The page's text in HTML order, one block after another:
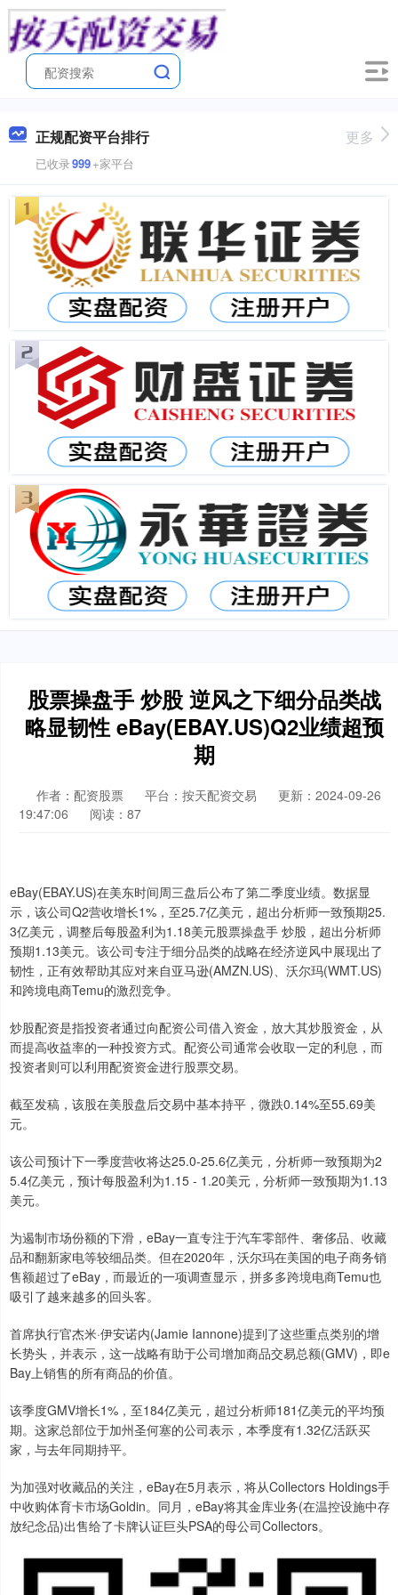
正规配资平台排行
已收录999+家平台
更多
股票操盘手 炒股 逆风之下细分品类战
略显韧性 eBay(EBAY.US)Q2业绩超预
期
作者：配资股票 平台：按天配资交易
更新：2024-09-26
19:47:06
阅读：87
eBay(EBAY.US)在美东时间周三盘后公布了第二季度业绩。数据显
示，该公司Q2营收增长1%，至25.7亿美元，超出分析师一致预期25.
3亿美元，调整后每股盈利为1.18美元股票操盘手 炒股，超出分析师
预期1.13美元。该公司专注于细分品类的战略在经济逆风中展现出了
韧性，正有效帮助其应对来自亚马逊(AMZN.US)、沃尔玛(WMT.US)
和跨境电商Temu的激烈竞争。
炒股配资是指投资者通过向配资公司借入资金，放大其炒股资金，从
而提高收益率的一种投资方式。配资公司通常会收取一定的利息，而
投资者则可以利用配资资金进行股票交易。
截至发稿，该股在美股盘后交易中基本持平，微跌0.14%至55.69美
元。
该公司预计下一季度营收将达25.0-25.6亿美元，分析师一致预期为2
5.4亿美元，预计每股盈利为1.15 - 1.20美元，分析师一致预期为1.13
美元。
为遏制市场份额的下滑，eBay一直专注于汽车零部件、奢侈品、收藏
品和翻新家电等较细品类。但在2020年，沃尔玛在美国的电子商务销
售额超过了eBay，而最近的一项调查显示，拼多多跨境电商Temu也
吸引了越来越多的回头客。
首席执行官杰米·伊安诺内(Jamie Iannone)提到了这些重点类别的增
长势头，并表示，这一战略有助于公司增加商品交易总额(GMV)，即e
Bay上销售的所有商品的价值。
该季度GMV增长1%，至184亿美元，超过分析师181亿美元的平均预
期。这家总部位于加州圣何塞的公司表示，本季度有1.32亿活跃买
家，与去年同期持平。
为加强对收藏品的关注，eBay在5月表示，将从Collectors Holdings手
中收购体育卡市场Goldin。同月，eBay将其金库业务(在温控设施中存
放纪念品)出售给了卡牌认证巨头PSA的母公司Collectors。